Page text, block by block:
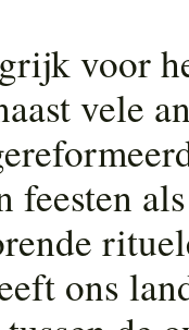
voor
vele
feesten
ons